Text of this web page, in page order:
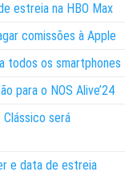
estreia na HBO Max
comissões à Apple
todos os smartphones
para o NOS Alive’24
será
e data de estreia